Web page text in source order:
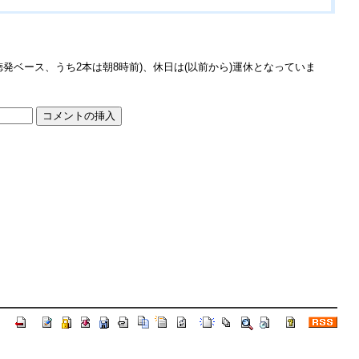
ベース、うち2本は朝8時前)、休日は(以前から)運休となっていま